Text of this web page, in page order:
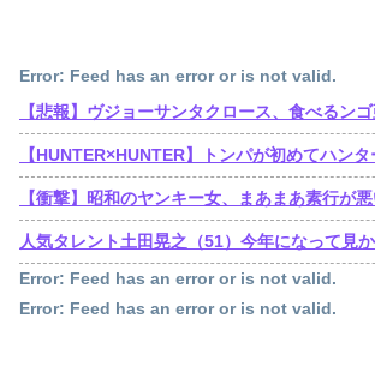
Error: Feed has an error or is not valid.
人気タレント土田晃之（51）今年になって見
Error: Feed has an error or is not valid.
Error: Feed has an error or is not valid.